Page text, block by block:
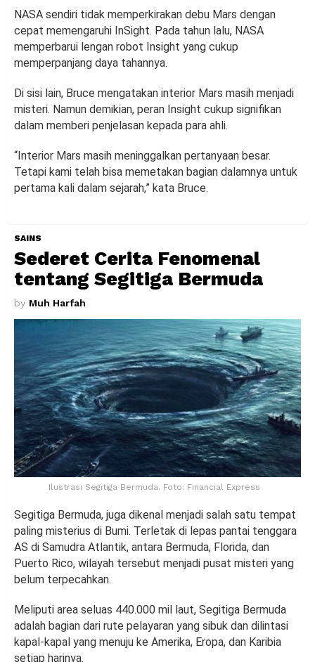
NASA sendiri tidak memperkirakan debu Mars dengan
cepat memengaruhi InSight. Pada tahun lalu, NASA
memperbarui lengan robot Insight yang cukup
memperpanjang daya tahannya.
Di sisi lain, Bruce mengatakan interior Mars masih menjadi
misteri. Namun demikian, peran Insight cukup signifikan
dalam memberi penjelasan kepada para ahli.
“Interior Mars masih meninggalkan pertanyaan besar.
Tetapi kami telah bisa memetakan bagian dalamnya untuk
pertama kali dalam sejarah,” kata Bruce.
SAINS
Sederet Cerita Fenomenal
tentang Segitiga Bermuda
by Muh Harfah
Ilustrasi Segitiga Bermuda. Foto: Financial Express
Segitiga Bermuda, juga dikenal menjadi salah satu tempat
paling misterius di Bumi. Terletak di lepas pantai tenggara
AS di Samudra Atlantik, antara Bermuda, Florida, dan
Puerto Rico, wilayah tersebut menjadi pusat misteri yang
belum terpecahkan.
Meliputi area seluas 440.000 mil laut, Segitiga Bermuda
adalah bagian dari rute pelayaran yang sibuk dan dilintasi
kapal-kapal yang menuju ke Amerika, Eropa, dan Karibia
setiap harinya.